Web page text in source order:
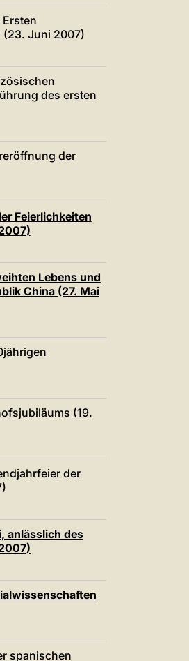
(23. Juni 2007)
des ersten
der
Feierlichkeiten
Lebens und
China (27. Mai
(19.
der
anlässlich des
spanischen